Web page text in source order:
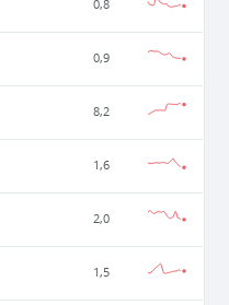
0,8
0,9
8,2
1,6
2,0
1,5